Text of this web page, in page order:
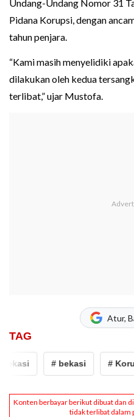
Undang-Undang Nomor 31
Pidana Korupsi, dengan
tahun penjara.
“Kami masih menyelidiki
dilakukan oleh kedua
terlibat,” ujar Mustofa.
Atur,
TAG
# bekasi #